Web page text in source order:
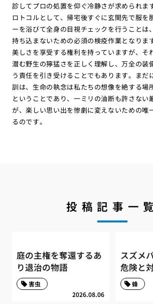
診してプロの処置を仰ぐ冷静さが求められま
ロトコルとして、帰宅後すぐに玄関先で服を
ーを浴びて全身の目視チェックを行うことは
持ち込まないための必須の検疫作業となりま
美しさを享受する権利を持っていますが、そ
潜む野生の獰猛さを正しく理解し、万全の装
う責任を引き受けることでもあります。まだ
訓は、生命の執念は私たちの想像を絶する場
ということであり、一ミリの油断も許さない
が、楽しい思い出を惨劇に変えないための唯
るのです。
投稿記事一覧
庭の主権を奪還するあ
り退治の物語
2026.08.06
害虫
スズメ
危険と
蜂